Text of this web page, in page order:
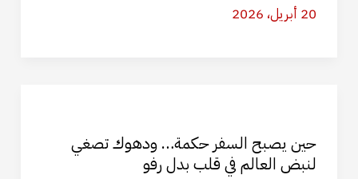
20 أبريل، 2026
حين يصبح السفر حكمة… ودهوك تصغي
لنبض العالم في قلب بدل رفو